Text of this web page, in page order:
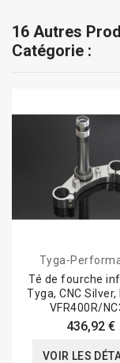
16 Autres
Catégorie :
Tyga-
Té de fourche
Tyga, CNC Silver,
VFR400R/
436,92 €
VOIR LES